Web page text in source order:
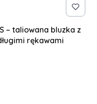
– taliowana bluzka z
rękawami